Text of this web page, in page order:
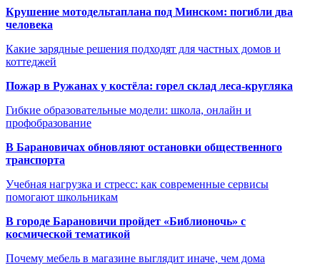
Крушение мотодельтаплана под Минском: погибли два
человека
Какие зарядные решения подходят для частных домов и
коттеджей
Пожар в Ружанах у костёла: горел склад леса-кругляка
Гибкие образовательные модели: школа, онлайн и
профобразование
В Барановичах обновляют остановки общественного
транспорта
Учебная нагрузка и стресс: как современные сервисы
помогают школьникам
В городе Барановичи пройдет «Библионочь» с
космической тематикой
Почему мебель в магазине выглядит иначе, чем дома